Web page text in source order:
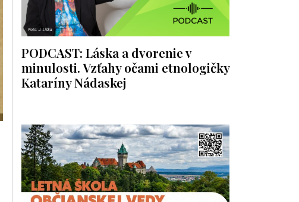
PODCAST: Láska a dvorenie v
minulosti. Vzťahy očami etnologičky
Kataríny Nádaskej